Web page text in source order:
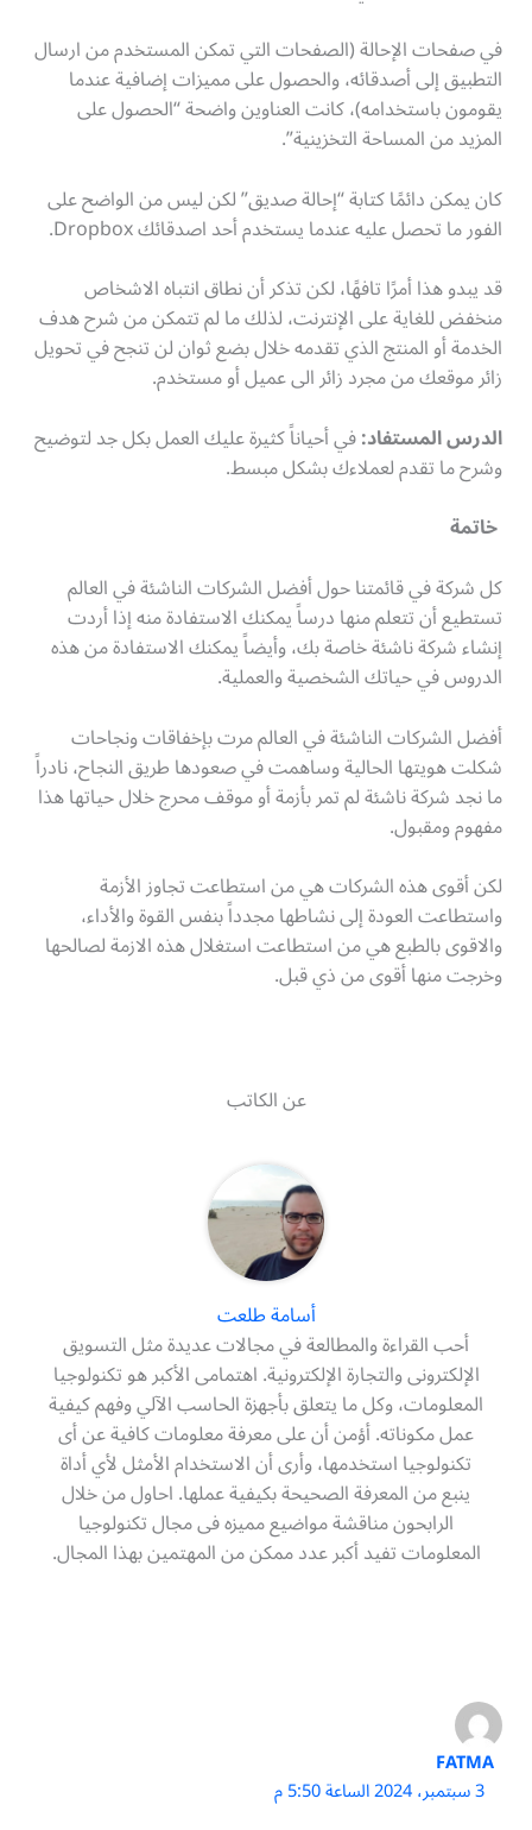
في صفحات الإحالة (الصفحات التي تمكن المستخدم من ارسال
التطبيق إلى أصدقائه، والحصول على مميزات إضافية عندما
يقومون باستخدامه)، كانت العناوين واضحة “الحصول على
المزيد من المساحة التخزينية”.
كان يمكن دائمًا كتابة “إحالة صديق” لكن ليس من الواضح على
الفور ما تحصل عليه عندما يستخدم أحد اصدقائك Dropbox.
قد يبدو هذا أمرًا تافهًا، لكن تذكر أن نطاق انتباه الاشخاص
منخفض للغاية على الإنترنت، لذلك ما لم تتمكن من شرح هدف
الخدمة أو المنتج الذي تقدمه خلال بضع ثوان لن تنجح في تحويل
زائر موقعك من مجرد زائر الى عميل أو مستخدم.
الدرس المستفاد:في أحياناً كثيرة عليك العمل بكل جد لتوضيح
وشرح ما تقدم لعملاءك بشكل مبسط.
خاتمة
كل شركة في قائمتنا حول أفضل الشركات الناشئة في العالم
تستطيع أن تتعلم منها درساً يمكنك الاستفادة منه إذا أردت
إنشاء شركة ناشئة خاصة بك، وأيضاً يمكنك الاستفادة من هذه
الدروس في حياتك الشخصية والعملية.
أفضل الشركات الناشئة في العالم مرت بإخفاقات ونجاحات
شكلت هويتها الحالية وساهمت في صعودها طريق النجاح، نادراً
ما نجد شركة ناشئة لم تمر بأزمة أو موقف محرج خلال حياتها هذا
مفهوم ومقبول.
لكن أقوى هذه الشركات هي من استطاعت تجاوز الأزمة
واستطاعت العودة إلى نشاطها مجدداً بنفس القوة والأداء،
والاقوى بالطبع هي من استطاعت استغلال هذه الازمة لصالحها
وخرجت منها أقوى من ذي قبل.
عن الكاتب
أسامة طلعت
أحب القراءة والمطالعة في مجالات عديدة مثل التسويق
الإلكترونى والتجارة الإلكترونية. اهتمامى الأكبر هو تكنولوجيا
المعلومات، وكل ما يتعلق بأجهزة الحاسب الآلي وفهم كيفية
عمل مكوناته. أؤمن أن على معرفة معلومات كافية عن أى
تكنولوجيا استخدمها، وأرى أن الاستخدام الأمثل لأي أداة
ينبع من المعرفة الصحيحة بكيفية عملها. احاول من خلال
الرابحون مناقشة مواضيع مميزه فى مجال تكنولوجيا
المعلومات تفيد أكبر عدد ممكن من المهتمين بهذا المجال.
FATMA
3 سبتمبر، 2024 الساعة 5:50 م